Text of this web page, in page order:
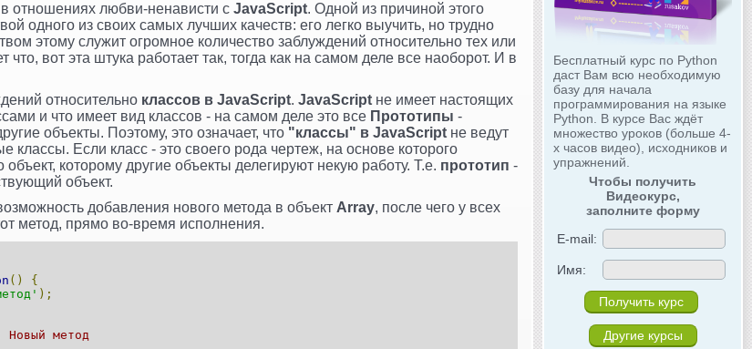
Бесплатный курс по Python
даст Вам всю необходимую
базу для начала
программирования на языке
Python. В курсе Вас ждёт
множество уроков (больше 4-
х часов видео), исходников и
упражнений.
Чтобы получить
Видеокурс,
заполните форму
E-mail:
Имя:
Другие курсы
отношениях любви-ненависти с JavaScript. Одной из причиной этого
одного из своих самых лучших качеств: его легко выучить, но трудно
этому служит огромное количество заблуждений относительно тех или
что, вот эта штука работает так, тогда как на самом деле все наоборот. И в
относительно классов в JavaScript. JavaScript не имеет настоящих
и что имеет вид классов - на самом деле это все Прототипы -
объекты. Поэтому, это означает, что "классы" в JavaScript не ведут
классы. Если класс - это своего рода чертеж, на основе которого
объект, которому другие объекты делегируют некую работу. Т.е. прототип -
объект.
добавления нового метода в объект Array, после чего у всех
метод, прямо во-время исполнения.
()
{
);
метод